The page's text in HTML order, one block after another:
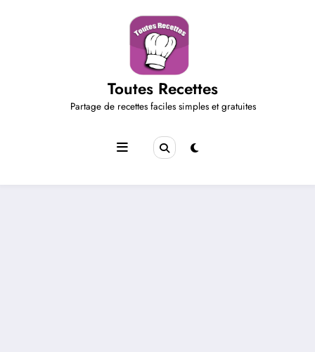
Toutes Recettes
Partage de recettes faciles simples et gratuites